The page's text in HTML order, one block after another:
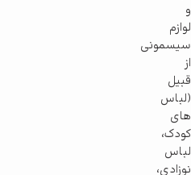
و
لوازم
سیسمونی
از
قبیل
(لباس
های
کودک،
لباس
نوزادی،